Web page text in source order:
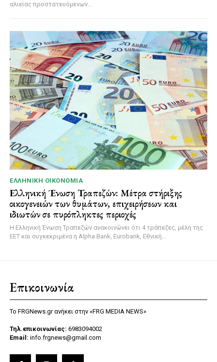
αλιείας προστατευόμενων...
ΕΛΛΗΝΙΚΉ ΟΙΚΟΝΟΜΊΑ
Ελληνική Ένωση Τραπεζών: Μέτρα στήριξης
οικογενειών των θυμάτων, επιχειρήσεων και
ιδιωτών σε πυρόπληκτες περιοχές
Η Ελληνική Ένωση Τραπεζών ανακοινώνει ότι 4 τράπεζες, μέλη της
ΕΕΤ και συγκεκριμένα η Alpha Bank, Eurobank, Εθνική...
Επικοινωνία
Το FRGNews.gr ανήκει στην «FRG MEDIA NEWS»
Τηλ.επικοινωνίας: 6983094002
Email: info.frgnews@gmail.com